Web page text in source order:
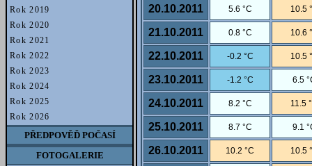
Rok 2019
Rok 2020
Rok 2021
Rok 2022
Rok 2023
Rok 2024
Rok 2025
Rok 2026
PŘEDPOVĚĎ POČASÍ
FOTOGALERIE
20.10.2011 5.6 °C 10.5
21.10.2011 0.8 °C 10.6
22.10.2011 -0.2 °C 10.5
23.10.2011 -1.2 °C 6.5
24.10.2011 8.2 °C 11.5
25.10.2011 8.7 °C 9.1
26.10.2011 10.2 °C 10.5